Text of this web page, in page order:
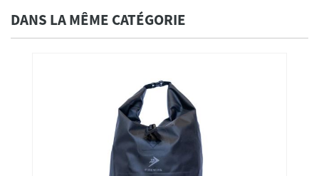
DANS LA MÊME CATÉGORIE